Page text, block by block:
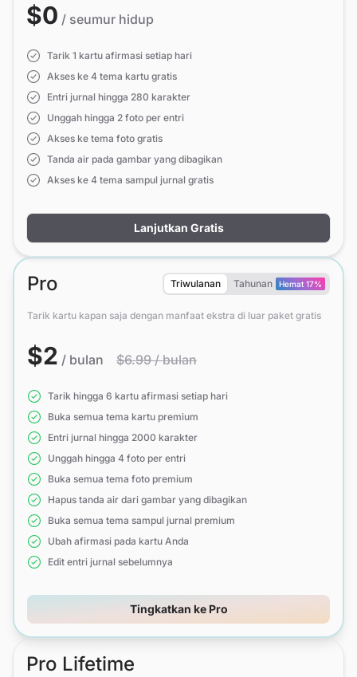
$0 / seumur hidup
Tarik 1 kartu afirmasi setiap hari
Akses ke 4 tema kartu gratis
Entri jurnal hingga 280 karakter
Unggah hingga 2 foto per entri
Akses ke tema foto gratis
Tanda air pada gambar yang dibagikan
Akses ke 4 tema sampul jurnal gratis
Lanjutkan Gratis
Pro Triwulanan Tahunan Hemat 17%
Tarik kartu kapan saja dengan manfaat ekstra di luar paket gratis
$2 / bulan $6.99 / bulan
Tarik hingga 6 kartu afirmasi setiap hari
Buka semua tema kartu premium
Entri jurnal hingga 2000 karakter
Unggah hingga 4 foto per entri
Buka semua tema foto premium
Hapus tanda air dari gambar yang dibagikan
Buka semua tema sampul jurnal premium
Ubah afirmasi pada kartu Anda
Edit entri jurnal sebelumnya
Tingkatkan ke Pro
Pro Lifetime